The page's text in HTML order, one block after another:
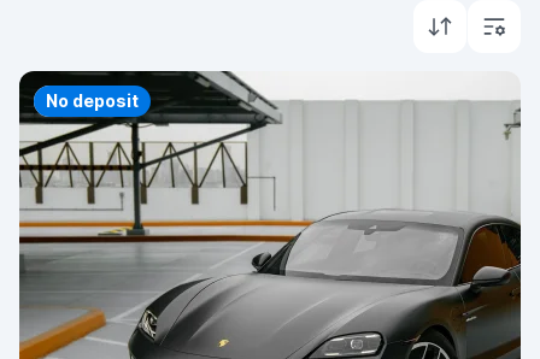
Priority
No deposit